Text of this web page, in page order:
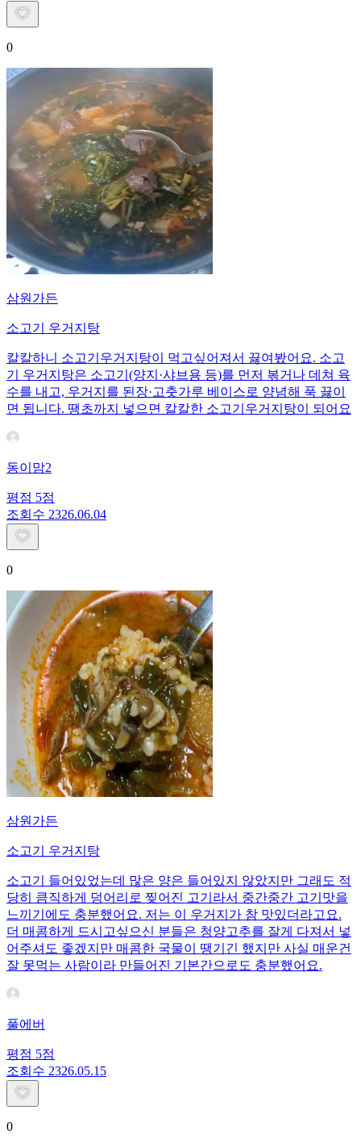
0
삼원가든
소고기 우거지탕
칼칼하니 소고기우거지탕이 먹고싶어져서 끓여봤어요. 소고
기 우거지탕은 소고기(양지·샤브용 등)를 먼저 볶거나 데쳐 육
수를 내고, 우거지를 된장·고춧가루 베이스로 양념해 푹 끓이
면 됩니다. 땡초까지 넣으면 칼칼한 소고기우거지탕이 되어요
동이맘2
평점 5점
조회수 2326.06.04
0
삼원가든
소고기 우거지탕
소고기 들어있었는데 많은 양은 들어있지 않았지만 그래도 적
당히 큼직하게 덩어리로 찢어진 고기라서 중간중간 고기맛을
느끼기에도 충분했어요. 저는 이 우거지가 참 맛있더라고요.
더 매콤하게 드시고싶으신 분들은 청양고추를 잘게 다져서 넣
어주셔도 좋겠지만 매콤한 국물이 땡기긴 했지만 사실 매운건
잘 못먹는 사람이라 만들어진 기본간으로도 충분했어요.
풀에버
평점 5점
조회수 2326.05.15
0